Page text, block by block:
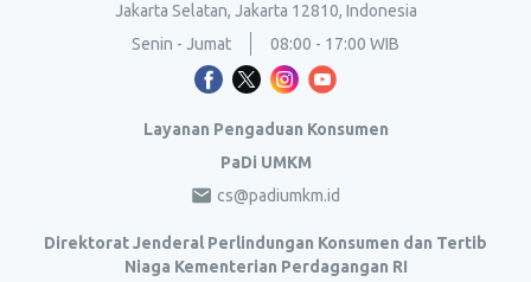
Jakarta Selatan, Jakarta 12810, Indonesia
Senin - Jumat
08:00 - 17:00 WIB
Layanan Pengaduan Konsumen
PaDi UMKM
cs@padiumkm.id
Direktorat Jenderal Perlindungan Konsumen dan Tertib
Niaga Kementerian Perdagangan RI